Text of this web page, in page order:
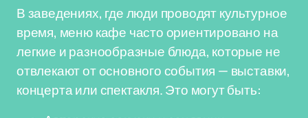
В заведениях, где люди проводят культурное
время, меню кафе часто ориентировано на
легкие и разнообразные блюда, которые не
отвлекают от основного события — выставки,
концерта или спектакля. Это могут быть: